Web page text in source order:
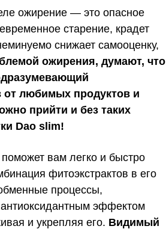
ожирение — это опасное
старение, крадет
снижает самооценку,
ожирения, думают, что
от любимых продуктов и
прийти и без таких
Dao slim!
вам легко и быстро
фитоэкстрактов в его
процессы,
эффектом
и укрепляя его. Видимый